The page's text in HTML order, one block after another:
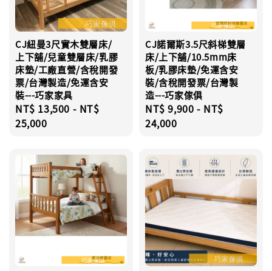
CJ紐曼3尺實木雙層床/
上下舖/兒童雙層床/乳膠
床墊/工廠直營/含稅開發
票/台灣製造/免運含安
裝---巧家家具
Regular
price
NT$ 13,500 - NT$
25,000
CJ諾爾斯3.5尺斜梯雙層
床/上下舖/10.5mm床
板/乳膠床墊/免運含安
裝/含稅開發票/台灣製
造---巧家傢俱
Regular
price
NT$ 9,900 - NT$
24,000